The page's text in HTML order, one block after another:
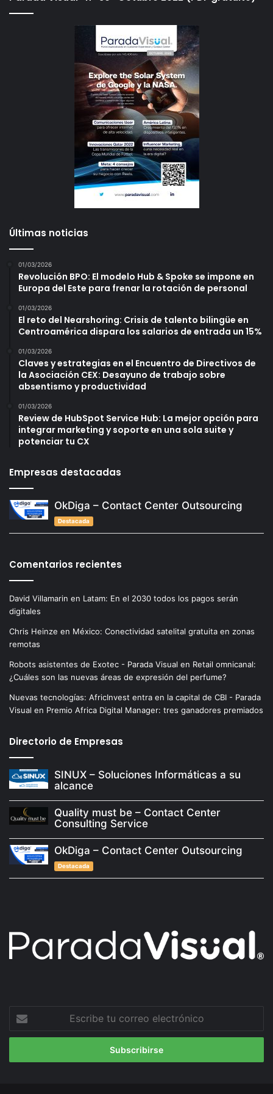
Últimas noticias
01/03/2026
Revolución BPO: El modelo Hub & Spoke se impone en
Europa del Este para frenar la rotación de personal
01/03/2026
El reto del Nearshoring: Crisis de talento bilingüe en
Centroamérica dispara los salarios de entrada un 15%
01/03/2026
Claves y estrategias en el Encuentro de Directivos de
la Asociación CEX: Desayuno de trabajo sobre
absentismo y productividad
01/03/2026
Review de HubSpot Service Hub: La mejor opción para
integrar marketing y soporte en una sola suite y
potenciar tu CX
Empresas destacadas
OkDiga – Contact Center Outsourcing
Destacada
Comentarios recientes
David Villamarin en Latam: En el 2030 todos los pagos serán
digitales
Chris Heinze en México: Conectividad satelital gratuita en zonas
remotas
Robots asistentes de Exotec - Parada Visual en Retail omnicanal:
¿Cuáles son las nuevas áreas de expresión del perfume?
Nuevas tecnologías: AfricInvest entra en la capital de CBI - Parada
Visual en Premio Africa Digital Manager: tres ganadores premiados
Directorio de Empresas
SINUX – Soluciones Informáticas a su
alcance
Quality must be – Contact Center
Consulting Service
OkDiga – Contact Center Outsourcing
Destacada
correo